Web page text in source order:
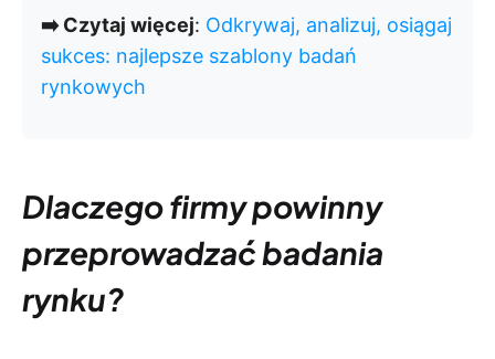
➡️ Czytaj więcej: Odkrywaj, analizuj, osiągaj
sukces: najlepsze szablony badań
rynkowych
Dlaczego firmy powinny
przeprowadzać badania
rynku?